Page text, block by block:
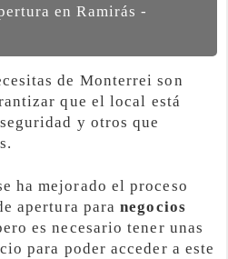
en Ramirás -
de Monterrei son
que el local está
y otros que
ha mejorado el proceso
apertura paranegocios
es necesario tener unas
para poder acceder a este